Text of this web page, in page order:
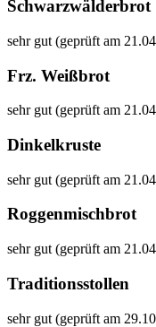
Schwarzwälderbrot
sehr gut (geprüft am
Frz. Weißbrot
sehr gut (geprüft am
Dinkelkruste
sehr gut (geprüft am
Roggenmischbrot
sehr gut (geprüft am
Traditionsstollen
sehr gut (geprüft am